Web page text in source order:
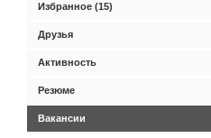
Избранное (15)
Друзья
Активность
Резюме
Вакансии